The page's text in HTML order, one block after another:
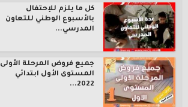
كل ما يلزم للإحتفال
بالأسبوع الوطني للتعاون
المدرسي...
جميع فروض المرحلة الأولى
المستوى الأول ابتدائي
2022...